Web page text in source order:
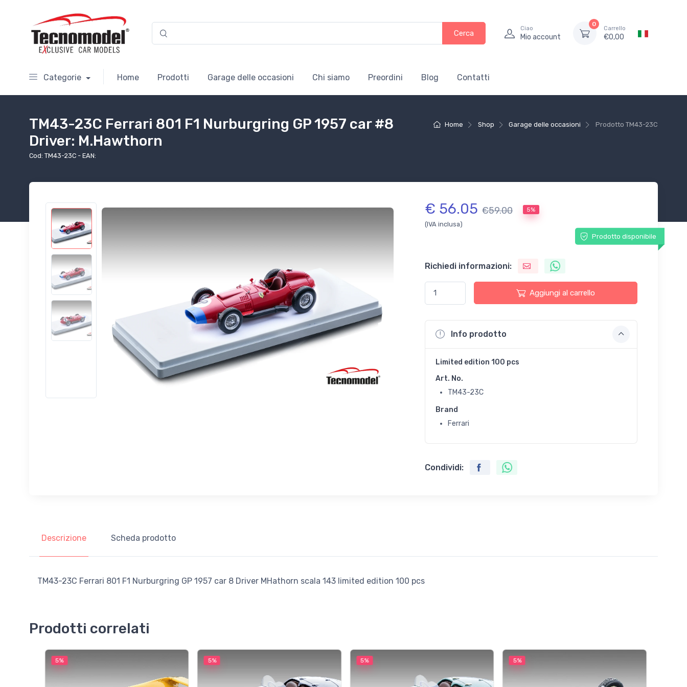
Cerca
Ciao
Mio account
0
Carrello
€0,00
Categorie Home Prodotti Garage delle occasioni Chi siamo Preordini Blog Contatti
Home Shop Garage delle occasioni Prodotto TM43-23C
TM43-23C Ferrari 801 F1 Nurburgring GP 1957 car #8
Driver: M.Hawthorn
Cod: TM43-23C - EAN:
€ 56.05 €59.00 5%
(IVA inclusa)
Prodotto disponibile
Richiedi informazioni:
Aggiungi al carrello
Info prodotto
Limited edition 100 pcs
Art. No.
TM43-23C
Brand
Ferrari
Condividi:
Descrizione Scheda prodotto
TM43-23C Ferrari 801 F1 Nurburgring GP 1957 car 8 Driver MHathorn scala 143 limited edition 100 pcs
Prodotti correlati
5% 5% 5% 5%